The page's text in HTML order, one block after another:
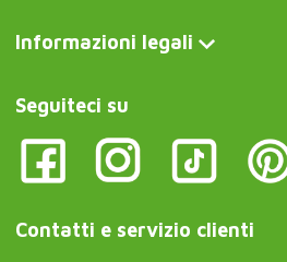
Informazioni legali
Seguiteci su
Contatti e servizio clienti